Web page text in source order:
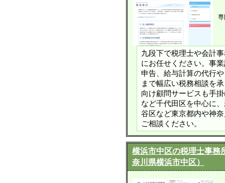
専
九段下で税理士や会計
にお任せください。事
申告、給与計算の代行
まで幅広い税務相談を
向け顧問サービスも手
など千代田区を中心に
谷区など東京都内や神
ご相談ください。
横浜市中区の税理士事務
奈川県横浜市中区）